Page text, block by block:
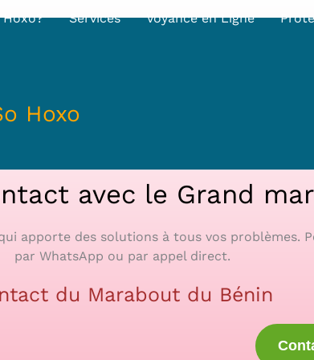
Services Voyance en Ligne
Hoxo
avec le Grand
apporte des solutions à tous vos problèmes.
par WhatsApp ou par appel direct.
du Marabout du Bénin